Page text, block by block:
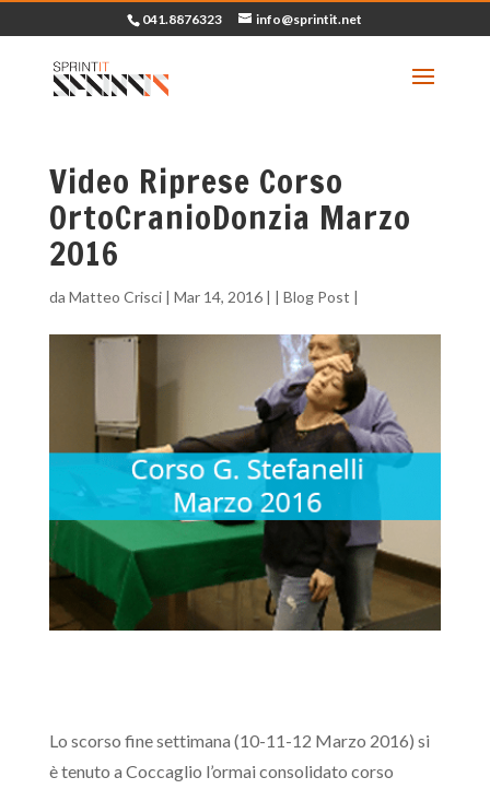
041.8876323 info@sprintit.net
Video Riprese Corso
OrtoCranioDonzia Marzo
2016
da Matteo Crisci| Mar 14, 2016| | Blog Post |
Lo scorso fine settimana (10-11-12 Marzo 2016) si
è tenuto a Coccaglio l’ormai consolidato corso